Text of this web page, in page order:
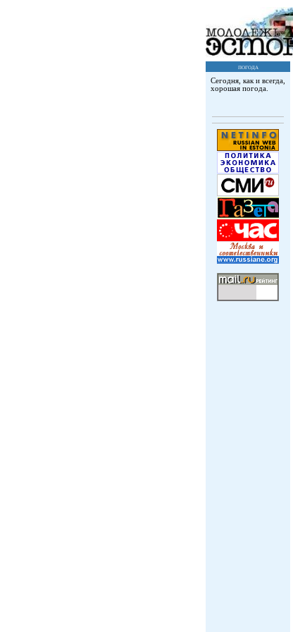
погода
Сегодня, как и всегда,
хорошая погода.